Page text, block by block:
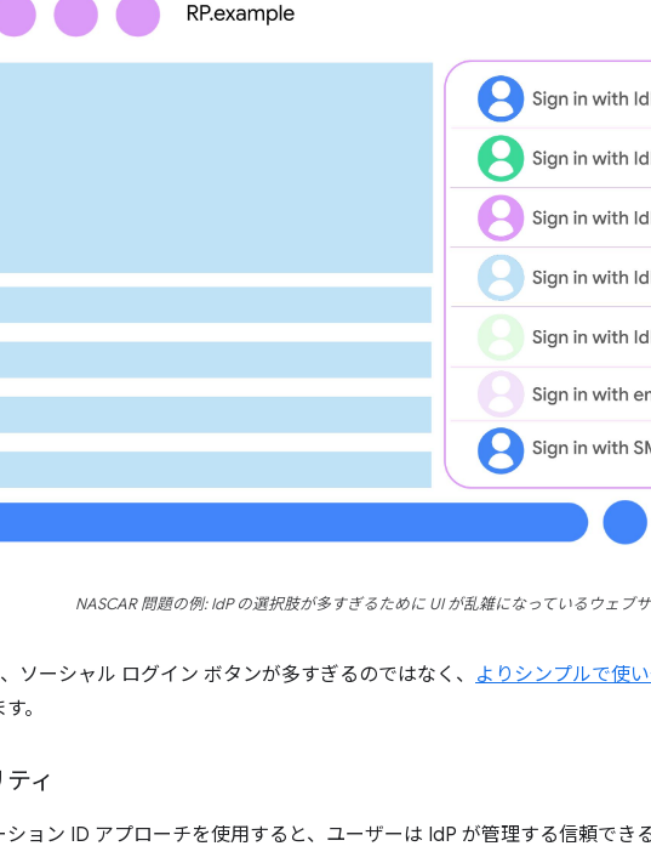
NASCAR 問題の例: IdP の選択肢が多すぎるために UI が乱雑になっているウェブサ
ソーシャル ログイン ボタンが多すぎるのではなく、 よりシンプルで使
。
ィ
ション ID アプローチを使用すると、ユーザーは IdP が管理する信頼でき